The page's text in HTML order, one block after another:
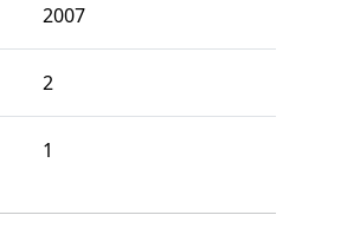
2007
2
1